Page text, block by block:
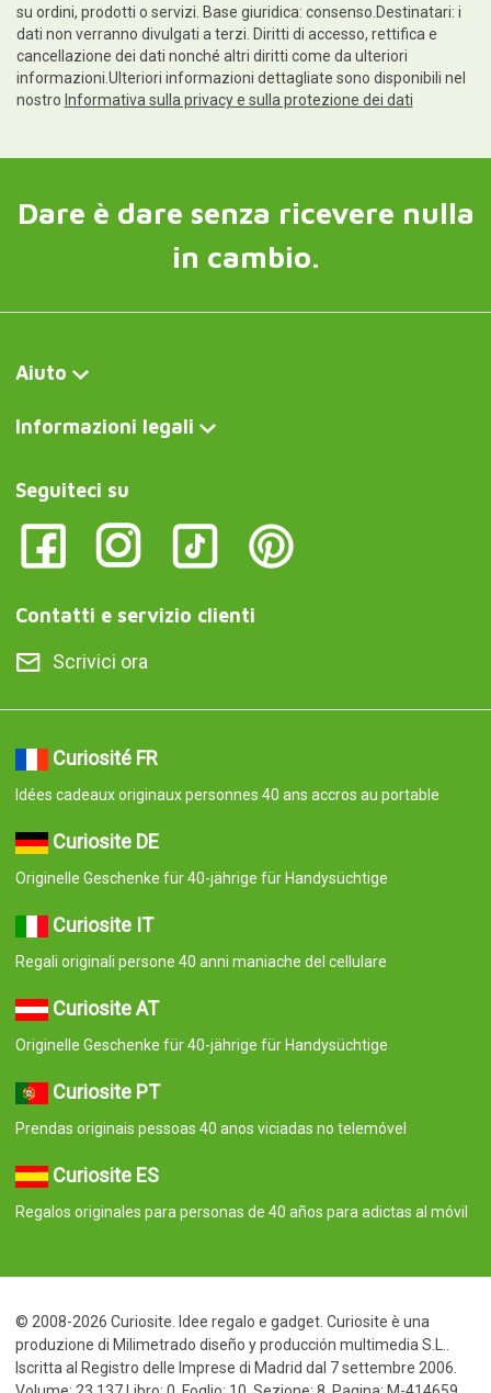
su ordini, prodotti o servizi. Base giuridica: consenso.Destinatari: i
dati non verranno divulgati a terzi. Diritti di accesso, rettifica e
cancellazione dei dati nonché altri diritti come da ulteriori
informazioni.Ulteriori informazioni dettagliate sono disponibili nel
nostro Informativa sulla privacy e sulla protezione dei dati
Dare è dare senza ricevere nulla
in cambio.
Aiuto
Informazioni legali
Seguiteci su
Contatti e servizio clienti
Scrivici ora
Curiosité FR
Idées cadeaux originaux personnes 40 ans accros au portable
Curiosite DE
Originelle Geschenke für 40-jährige für Handysüchtige
Curiosite IT
Regali originali persone 40 anni maniache del cellulare
Curiosite AT
Originelle Geschenke für 40-jährige für Handysüchtige
Curiosite PT
Prendas originais pessoas 40 anos viciadas no telemóvel
Curiosite ES
Regalos originales para personas de 40 años para adictas al móvil
© 2008-2026 Curiosite. Idee regalo e gadget. Curiosite è una
produzione di Milimetrado diseño y producción multimedia S.L..
Iscritta al Registro delle Imprese di Madrid dal 7 settembre 2006.